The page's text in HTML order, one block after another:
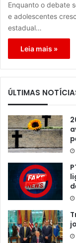
Enquanto o debate
e adolescentes
estadual…
Leia mais »
ÚLTIMAS